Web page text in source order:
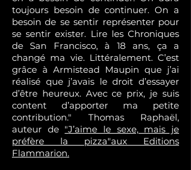
toujours besoin de continuer. On a
besoin de se sentir représenter pour
se sentir exister. Lire les Chroniques
de San Francisco, à 18 ans, ça a
changé ma vie. Littéralement. C’est
grâce à Armistead Maupin que j’ai
réalisé que j’avais le droit d’essayer
d’être heureux. Avec ce prix, je suis
content d’apporter ma petite
contribution." Thomas Raphaël,
auteur de "J’aime le sexe, mais je
préfère la pizza"aux Editions
Flammarion.